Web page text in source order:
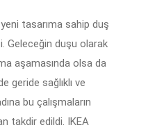
tasarıma sahip duş
Geleceğin duşu olarak
aşamasında olsa da
geride sağlıklı ve
bu çalışmaların
takdir edildi. IKEA